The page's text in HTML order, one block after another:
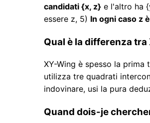
candidati {x, z} e l'altro ha
essere z, 5) In ogni caso z
Qual è la differenza
XY-Wing è spesso la
utilizza tre quadrati
indovinare, usi la pura
Quand dois-je